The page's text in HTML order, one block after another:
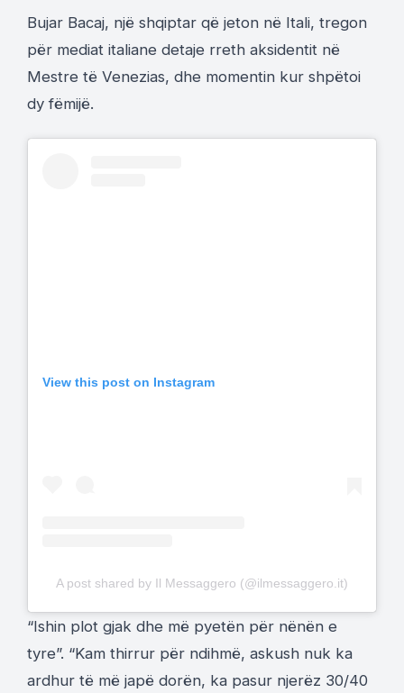
Bujar Bacaj, një shqiptar që jeton në Itali, tregon
për mediat italiane detaje rreth aksidentit në
Mestre të Venezias, dhe momentin kur shpëtoi
dy fëmijë.
View this post on Instagram
A post shared by Il Messaggero (@ilmessaggero.it)
“Ishin plot gjak dhe më pyetën për nënën e
tyre”. “Kam thirrur për ndihmë, askush nuk ka
ardhur të më japë dorën, ka pasur njerëz 30/40